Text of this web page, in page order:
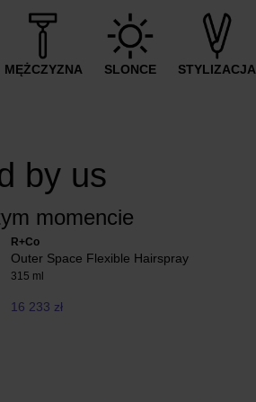
MĘŻCZYZNA SLONCE STYLIZACJA
by us
momencie
R+Co
Outer Space Flexible Hairspray
315 ml
16 233 zł